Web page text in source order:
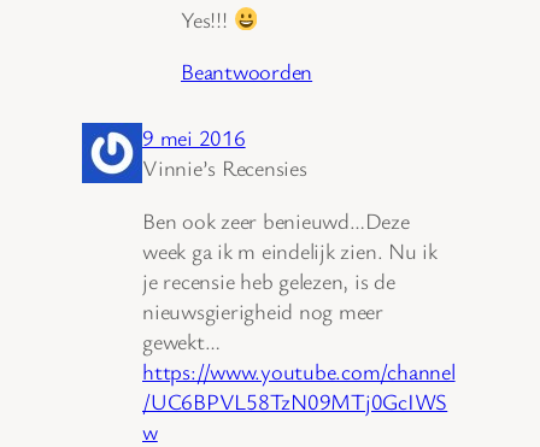
Yes!!!
Beantwoorden
9 mei 2016
Vinnie’s Recensies
Ben ook zeer benieuwd…Deze
week ga ik m eindelijk zien. Nu ik
je recensie heb gelezen, is de
nieuwsgierigheid nog meer
gewekt…
https://www.youtube.com/channel
/UC6BPVL58TzN09MTj0GcIWS
w